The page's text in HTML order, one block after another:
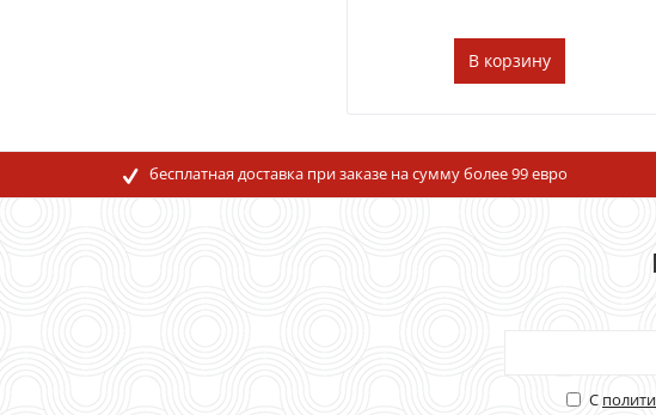
В корзину
бесплатная доставка при заказе на сумму более 99 евро
С